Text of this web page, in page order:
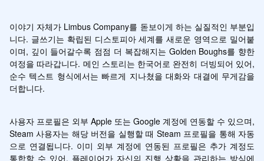
이야기 자체가 Limbus Company를 돋보이게 하는 실질적인 부분입
니다. 글쓰기는 확립된 디스토피아 세계를 새로운 영역으로 밀어붙
이며, 깊이 들어갈수록 점점 더 복잡해지는 Golden Boughs를 향한
여정을 따라갑니다. 메인 스토리는 한국어로 완전히 더빙되어 있어,
순수 텍스트 형식에서는 빠르게 지나쳤을 대화와 대결에 무게감을
더합니다.
사용자 프로필은 외부 Apple 또는 Google 계정에 연동할 수 있으며,
Steam 사용자는 해당 버전을 실행할 때 Steam 프로필을 통해 자동
으로 연결됩니다. 이미 외부 계정에 연동된 프로필은 추가 계정도
통합할 수 있어, 플레이어가 자신의 진행 상황을 관리하는 방식에